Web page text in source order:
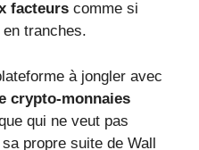
facteurs comme si
en tranches.
à jongler avec
crypto-monnaies
qui ne veut pas
propre suite de Wall